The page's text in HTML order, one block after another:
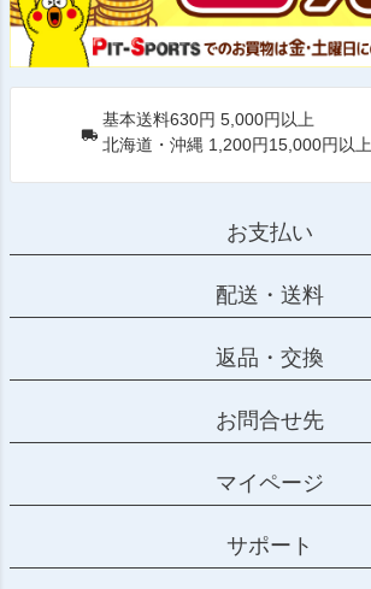
基本送料630円 5,000円以上
北海道・沖縄 1,200円15,000円以上
お支払い
配送・送料
返品・交換
お問合せ先
マイページ
サポート